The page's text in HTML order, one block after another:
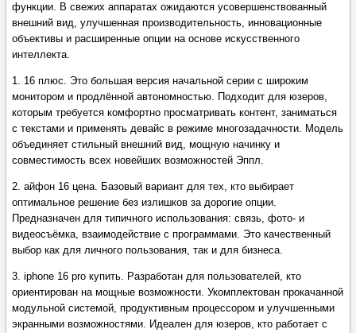
функции. В свежих аппаратах ожидаются усовершенствованный
внешний вид, улучшенная производительность, инновационные
объективы и расширенные опции на основе искусственного
интеллекта.
1. 16 плюс. Это большая версия начальной серии с широким
монитором и продлённой автономностью. Подходит для юзеров,
которым требуется комфортно просматривать контент, заниматься
с текстами и применять девайс в режиме многозадачности. Модель
объединяет стильный внешний вид, мощную начинку и
совместимость всех новейших возможностей Эппл.
2. айфон 16 цена. Базовый вариант для тех, кто выбирает
оптимальное решение без излишков за дорогие опции.
Предназначен для типичного использования: связь, фото- и
видеосъёмка, взаимодействие с программами. Это качественный
выбор как для личного пользования, так и для бизнеса.
3. iphone 16 pro купить. Разработан для пользователей, кто
ориентирован на мощные возможности. Укомплектован прокачанной
модульной системой, продуктивным процессором и улучшенными
экранными возможностями. Идеален для юзеров, кто работает с